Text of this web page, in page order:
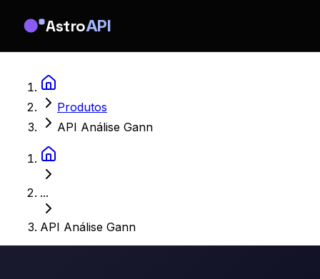
AstroAPI
Produtos
API Análise Gann
...
API Análise Gann